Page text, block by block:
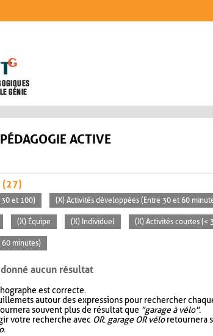
ACTIVE
(27)
et 100) (X) Activités développées (Entre 30 et 60
(X) Équipe (X) Individuel (X) Activités courtes (<
60 minutes)
aucun résultat
est correcte.
autour des expressions pour rechercher
souvent plus de résultat que "garage à vélo".
votre recherche avec OR. garage OR véloretournera
.